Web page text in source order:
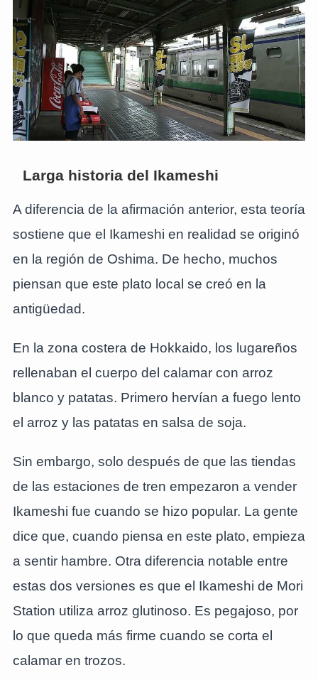
Larga historia del Ikameshi
A diferencia de la afirmación anterior, esta teoría
sostiene que el Ikameshi en realidad se originó
en la región de Oshima. De hecho, muchos
piensan que este plato local se creó en la
antigüedad.
En la zona costera de Hokkaido, los lugareños
rellenaban el cuerpo del calamar con arroz
blanco y patatas. Primero hervían a fuego lento
el arroz y las patatas en salsa de soja.
Sin embargo, solo después de que las tiendas
de las estaciones de tren empezaron a vender
Ikameshi fue cuando se hizo popular. La gente
dice que, cuando piensa en este plato, empieza
a sentir hambre. Otra diferencia notable entre
estas dos versiones es que el Ikameshi de Mori
Station utiliza arroz glutinoso. Es pegajoso, por
lo que queda más firme cuando se corta el
calamar en trozos.